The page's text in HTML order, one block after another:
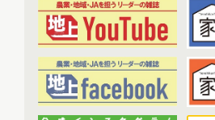
2023年4月配信(6)
2023年5月配信
(6)
2023年6月配信(5)
2023年7月配信(6)
2023年8月配信 (6)
2023年9月配信(6)
開催報告(38)
あなたの声をお寄せください (1)
その他(1)
アーカイブ(7)